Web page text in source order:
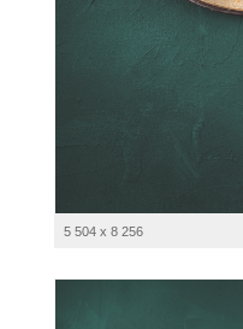
5 504 x 8 256